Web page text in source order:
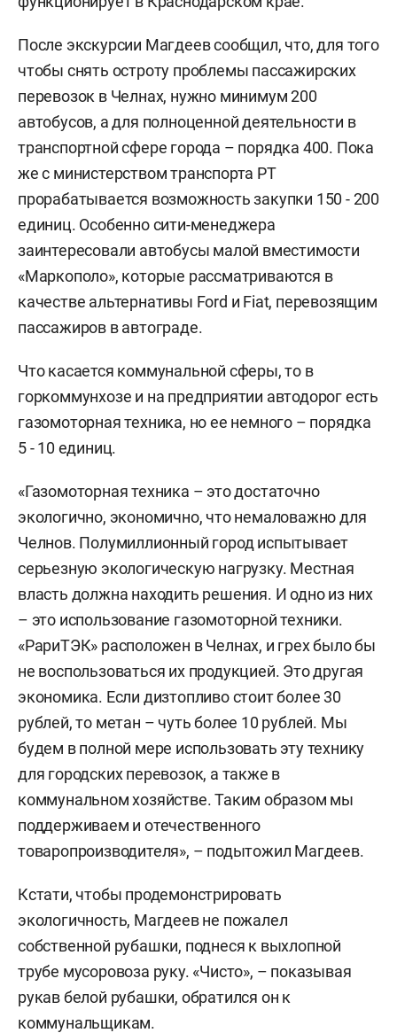
После экскурсии Магдеев сообщил, что, для того
чтобы снять остроту проблемы пассажирских
перевозок в Челнах, нужно минимум 200
автобусов, а для полноценной деятельности в
транспортной сфере города – порядка 400. Пока
же с министерством транспорта РТ
прорабатывается возможность закупки 150 - 200
единиц. Особенно сити-менеджера
заинтересовали автобусы малой вместимости
«Маркополо», которые рассматриваются в
качестве альтернативы Ford и Fiat, перевозящим
пассажиров в автограде.
Что касается коммунальной сферы, то в
горкоммунхозе и на предприятии автодорог есть
газомоторная техника, но ее немного – порядка
5 - 10 единиц.
«Газомоторная техника – это достаточно
экологично, экономично, что немаловажно для
Челнов. Полумиллионный город испытывает
серьезную экологическую нагрузку. Местная
власть должна находить решения. И одно из них
– это использование газомоторной техники.
«РариТЭК» расположен в Челнах, и грех было бы
не воспользоваться их продукцией. Это другая
экономика. Если дизтопливо стоит более 30
рублей, то метан – чуть более 10 рублей. Мы
будем в полной мере использовать эту технику
для городских перевозок, а также в
коммунальном хозяйстве. Таким образом мы
поддерживаем и отечественного
товаропроизводителя», – подытожил Магдеев.
Кстати, чтобы продемонстрировать
экологичность, Магдеев не пожалел
собственной рубашки, поднеся к выхлопной
трубе мусоровоза руку. «Чисто», – показывая
рукав белой рубашки, обратился он к
коммунальщикам.